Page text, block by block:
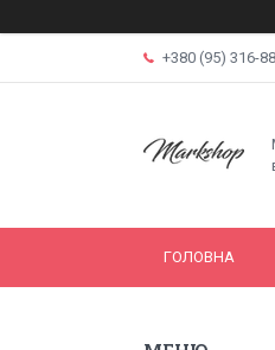
+380 (95) 316-
ГОЛОВНА